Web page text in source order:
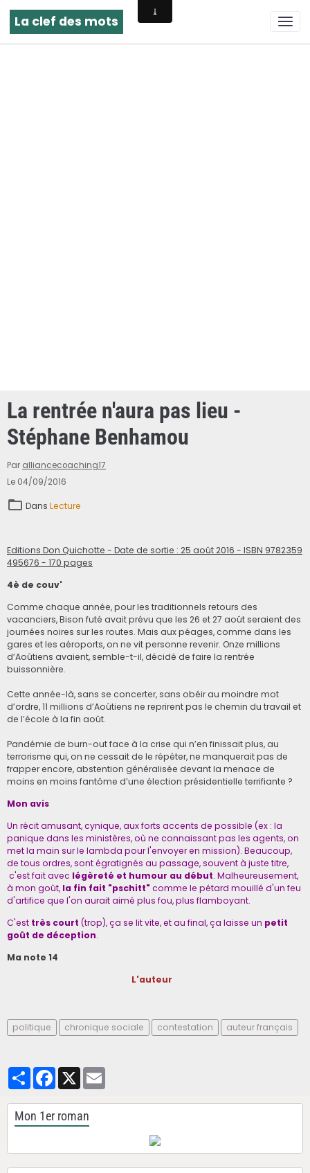
La clef des mots
La rentrée n'aura pas lieu -
Stéphane Benhamou
Par alliancecoaching17
Le 04/09/2016
Dans Lecture
Editions Don Quichotte - Date de sortie : 25 août 2016 - ISBN 9782359
495676 - 170 pages
4è de couv'
Comme chaque année, pour les traditionnels retours des
vacanciers, Bison futé avait prévu que les 26 et 27 août seraient des
journées noires sur les routes. Mais aux péages, comme dans les
gares et les aéroports, on ne vit personne revenir. Onze millions
d’Aoûtiens avaient, semble-t-il, décidé de faire la rentrée
buissonnière.
Cette année-là, sans se concerter, sans obéir au moindre mot
d’ordre, 11 millions d’Aoûtiens ne reprirent pas le chemin du travail et
de l’école à la fin août.
Pandémie de burn-out face à la crise qui n’en finissait plus, au
terrorisme qui, on ne cessait de le répéter, ne manquerait pas de
frapper encore, abstention généralisée devant la menace de
moins en moins fantôme d’une élection présidentielle terrifiante ?
Mon avis
Un récit amusant, cynique, aux forts accents de possible (ex : la
panique dans les ministères, où ne connaissant pas les agents, on
met la main sur le lambda pour l'envoyer en mission). Beaucoup,
de tous ordres, sont égratignés au passage, souvent à juste titre,
c'est fait avec légèreté et humour au début. Malheureusement,
à mon goût, la fin fait "pschitt"comme le pétard mouillé d'un feu
d'artifice que l'on aurait aimé plus fou, plus flamboyant.
C'est très court (trop), ça se lit vite, et au final, ça laisse un petit
goût de déception.
Ma note 14
L'auteur
politique chronique sociale contestation auteur français
PartagerFacebook
X
Mon 1er roman